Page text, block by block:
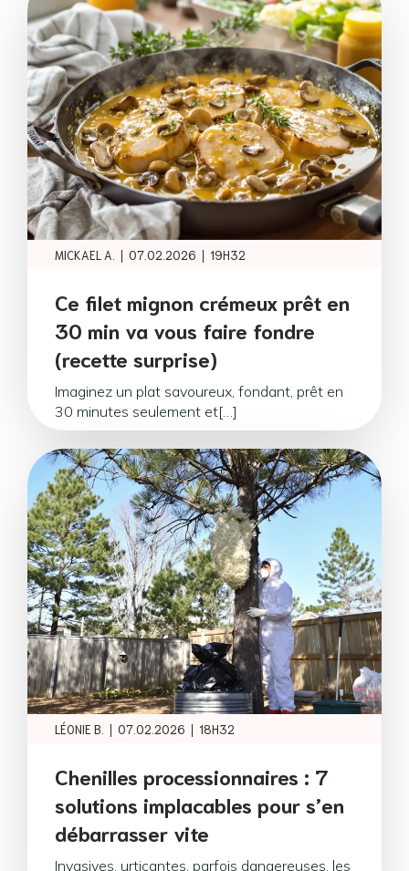
MICKAEL A. | 07.02.2026 | 19H32
Ce filet mignon crémeux prêt en
30 min va vous faire fondre
(recette surprise)
Imaginez un plat savoureux, fondant, prêt en
30 minutes seulement et[…]
LÉONIE B. | 07.02.2026 | 18H32
Chenilles processionnaires : 7
solutions implacables pour s’en
débarrasser vite
Invasives, urticantes, parfois dangereuses, les